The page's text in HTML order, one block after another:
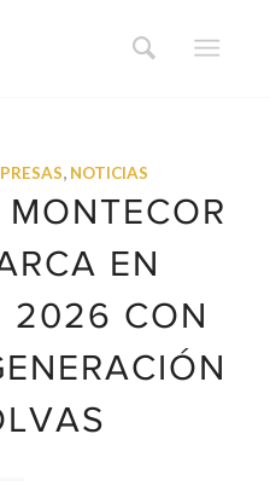
, NOTICIAS
EN
2026 CON